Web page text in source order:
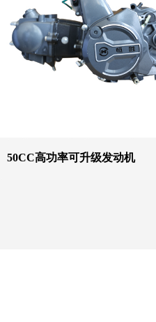
50CC高功率可升级发动机